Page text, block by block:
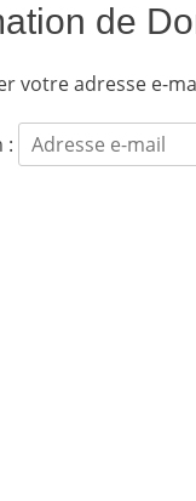
de
votre adresse e-
: